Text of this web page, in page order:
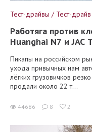
Тест-драйвы / Тест-драйв
Работяга против
Huanghai N7 и JAC
Пикапы на российском
ухода привычных нам
лёгких грузовичков
продали около 22 т...
44686 8 2